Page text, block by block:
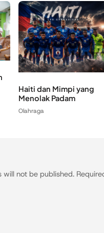
Haiti dan Mimpi yang
Menolak Padam
Olahraga
will not be published.